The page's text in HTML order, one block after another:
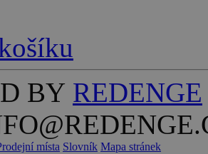
BY REDENGE
místa Slovník Mapa stránek